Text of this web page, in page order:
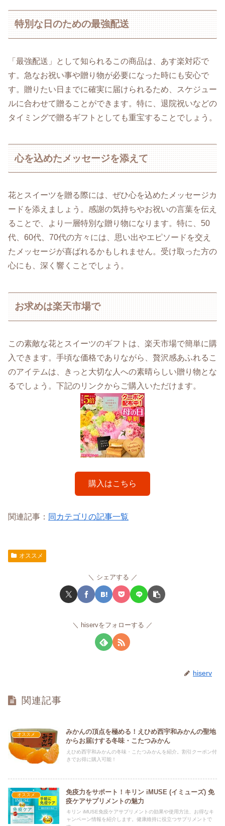
特別な日のための最強配送
「最強配送」として知られるこの商品は、あす楽対応で
す。急なお祝い事や贈り物が必要になった時にも安心で
す。贈りたい日までに確実に届けられるため、スケジュー
ルに合わせて贈ることができます。特に、退院祝いなどの
タイミングで贈るギフトとしても重宝することでしょう。
心を込めたメッセージを添えて
花とスイーツを贈る際には、ぜひ心を込めたメッセージカ
ードを添えましょう。感謝の気持ちやお祝いの言葉を伝え
ることで、より一層特別な贈り物になります。特に、50
代、60代、70代の方々には、思い出やエピソードを交え
たメッセージが喜ばれるかもしれません。受け取った方の
心にも、深く響くことでしょう。
お求めは楽天市場で
この素敵な花とスイーツのギフトは、楽天市場で簡単に購
入できます。手頃な価格でありながら、贅沢感あふれるこ
のアイテムは、きっと大切な人への素晴らしい贈り物とな
るでしょう。下記のリンクからご購入いただけます。
購入はこちら
関連記事： 同カテゴリの記事一覧
オススメ
シェアする
hiservをフォローする
hiserv
関連記事
オススメ
みかんの頂点を極める！えひめ西宇和みかんの聖地
からお届けする冬味・こたつみかん
えひめ西宇和みかんの冬味・こたつみかんを紹介。割引クーポン付
きでお得に購入可能！
オススメ
免疫力をサポート！キリン iMUSE (イミューズ) 免
疫ケアサプリメントの魅力
キリン iMUSE免疫ケアサプリメントの効果や使用方法、お得なキ
ャンペーン情報を紹介します。健康維持に役立つサプリメントで